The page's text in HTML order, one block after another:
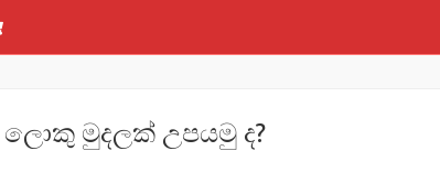
ලොකු මුදලක් උපයමු ද?